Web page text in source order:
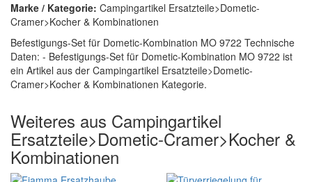
Marke / Kategorie: Campingartikel Ersatzteile>Dometic-
Cramer>Kocher & Kombinationen
Befestigungs-Set für Dometic-Kombination MO 9722 Technische
Daten: - Befestigungs-Set für Dometic-Kombination MO 9722 ist
ein Artikel aus der Campingartikel Ersatzteile>Dometic-
Cramer>Kocher & Kombinationen Kategorie.
Weiteres aus Campingartikel
Ersatzteile>Dometic-Cramer>Kocher &
Kombinationen